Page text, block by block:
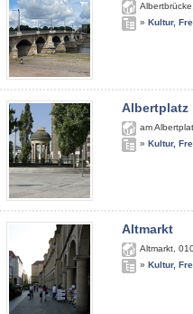
Albertbrücke
» Kultur,
Albertplatz
am
» Kultur,
Altmarkt
Altmarkt
» Kultur,